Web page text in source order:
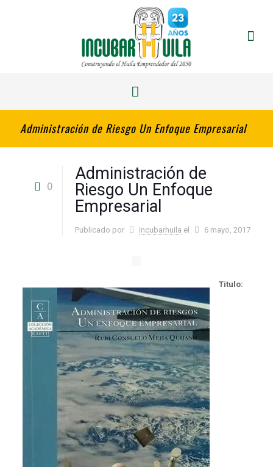
Administración de Riesgo Un Enfoque Empresarial
0
Administración de
Riesgo Un Enfoque
Empresarial
Publicado por Incubarhuila el 6 mayo, 2017
Titulo: